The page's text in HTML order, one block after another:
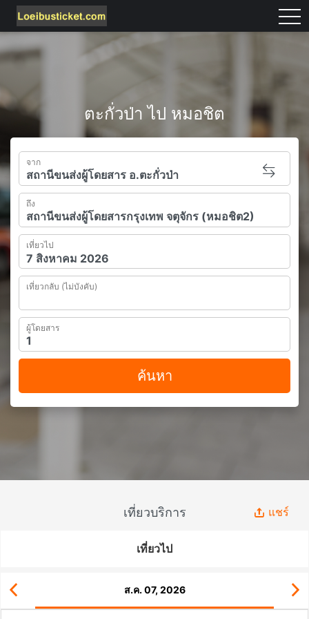
ตะกั่วป่า ไป หมอชิต
จาก
ถึง
เที่ยวไป
เที่ยวกลับ (ไม่บังคับ)
ผู้โดยสาร
ค้นหา
เที่ยวบริการ แชร์
เที่ยวไป
ส.ค. 07, 2026